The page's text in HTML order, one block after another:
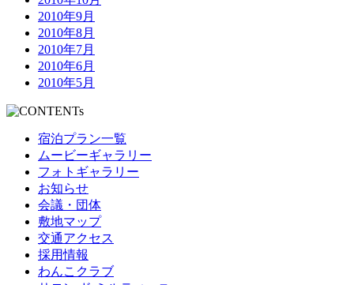
2010年9月
2010年8月
2010年7月
2010年6月
2010年5月
宿泊プラン一覧
ムービーギャラリー
フォトギャラリー
お知らせ
会議・団体
敷地マップ
交通アクセス
採用情報
わんこクラブ